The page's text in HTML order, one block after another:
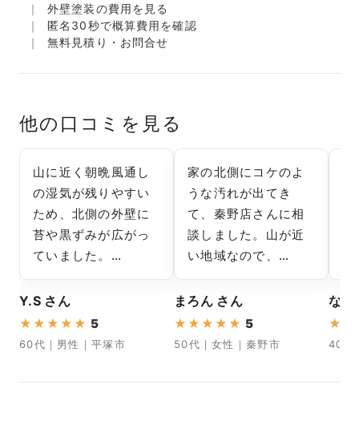
外壁塗装の費用を見る
匿名30秒で概算費用を確認
無料見積り・お問合せ
他の口コミを見る
山に近く朝晩風通し
の湿気が残りやすい
ため、北側の外壁に
苔や黒ずみが広がっ
ていました。…
Y.S さん
★ ★ ★ ★ ★ 5
60代｜男性｜平塚市
家の北側にコケのよ
うな汚れが出てき
て、秦野店さんに相
談しました。山が近
い地域なので、…
まろん さん
★ ★ ★ ★ ★ 5
50代｜女性｜秦野市
なつ
★
40代